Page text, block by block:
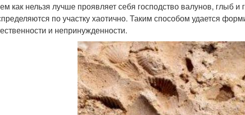
как нельзя лучше проявляет себя господство валунов, глыб
по участку хаотично. Таким способом удается
и непринужденности.